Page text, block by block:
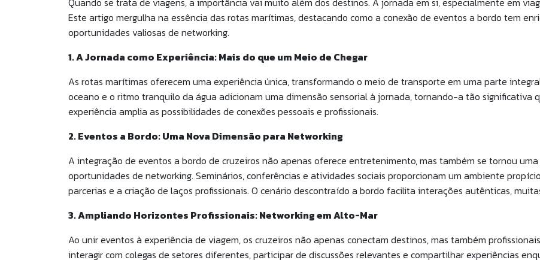
Este artigo mergulha na essência das rotas marítimas, destacando como a conexão de eventos a bordo tem
oportunidades valiosas de networking.
1. A Jornada como Experiência: Mais do que um Meio de Chegar
As rotas marítimas oferecem uma experiência única, transformando o meio de transporte em uma parte
oceano e o ritmo tranquilo da água adicionam uma dimensão sensorial à jornada, tornando-a tão significativa
experiência amplia as possibilidades de conexões pessoais e profissionais.
2. Eventos a Bordo: Uma Nova Dimensão para Networking
A integração de eventos a bordo de cruzeiros não apenas oferece entretenimento, mas também se tornou
oportunidades de networking. Seminários, conferências e atividades sociais proporcionam um ambiente
parcerias e a criação de laços profissionais. O cenário descontraído a bordo facilita interações autênticas,
3. Ampliando Horizontes Profissionais: Networking em Alto-Mar
Ao unir eventos à experiência de viagem, os cruzeiros não apenas conectam destinos, mas também
interagir com colegas de setores diferentes, participar de discussões relevantes e compartilhar experiências